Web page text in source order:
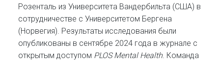
Розенталь из Университета Вандербильта (США) в
сотрудничестве с Университетом Бергена
(Норвегия). Результаты исследования были
опубликованы в сентябре 2024 года в журнале с
открытым доступом PLOS Mental Health. Команда